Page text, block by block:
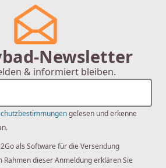
Newsletter
& informiert bleiben.
gelesen und erkenne
als Software für die Versendung
Rahmen dieser Anmeldung erklären Sie